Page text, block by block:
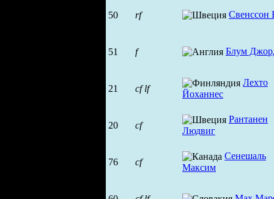
50 rf Свенссон
51 f Блум
21 cf lf
Лехто
Йоханнес
20 cf
Рантанен
Людвиг
76 cf
Сенешаль
Максим